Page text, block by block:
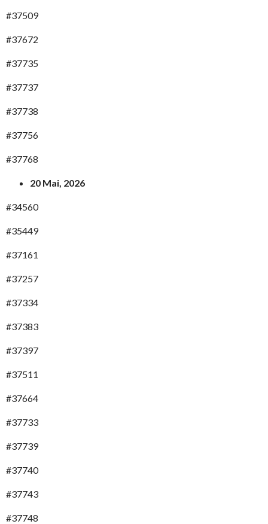
#37509
#37672
#37735
#37737
#37738
#37756
#37768
20 Mai, 2026
#34560
#35449
#37161
#37257
#37334
#37383
#37397
#37511
#37664
#37733
#37739
#37740
#37743
#37748